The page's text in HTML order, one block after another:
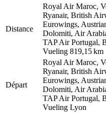
Distance
Royal Air Maroc,
Ryanair, British
Eurowings,
Dolomiti, Air
TAP Air Portugal,
Vueling 819,15 km
Départ
Royal Air Maroc,
Ryanair, British
Eurowings,
Dolomiti, Air
TAP Air Portugal,
Vueling Lyon